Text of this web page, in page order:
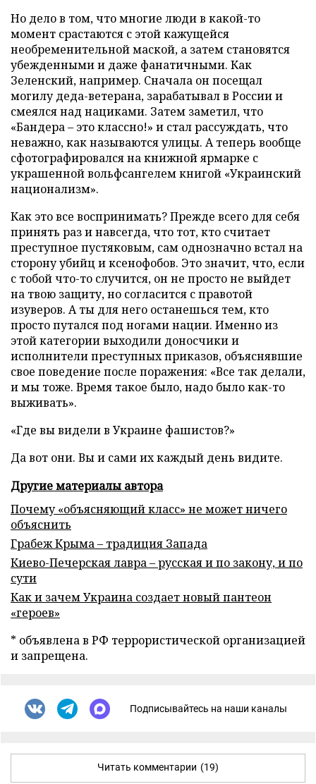
Но дело в том, что многие люди в какой-то
момент срастаются с этой кажущейся
необременительной маской, а затем становятся
убежденными и даже фанатичными. Как
Зеленский, например. Сначала он посещал
могилу деда-ветерана, зарабатывал в России и
смеялся над нациками. Затем заметил, что
«Бандера – это классно!» и стал рассуждать, что
неважно, как называются улицы. А теперь вообще
сфотографировался на книжной ярмарке с
украшенной вольфсангелем книгой «Украинский
национализм».
Как это все воспринимать? Прежде всего для себя
принять раз и навсегда, что тот, кто считает
преступное пустяковым, сам однозначно встал на
сторону убийц и ксенофобов. Это значит, что, если
с тобой что-то случится, он не просто не выйдет
на твою защиту, но согласится с правотой
изуверов. А ты для него останешься тем, кто
просто путался под ногами нации. Именно из
этой категории выходили доносчики и
исполнители преступных приказов, объяснявшие
свое поведение после поражения: «Все так делали,
и мы тоже. Время такое было, надо было как-то
выживать».
«Где вы видели в Украине фашистов?»
Да вот они. Вы и сами их каждый день видите.
Другие материалы автора
Почему «объясняющий класс» не может ничего
объяснить
Грабеж Крыма – традиция Запада
Киево-Печерская лавра – русская и по закону, и по
сути
Как и зачем Украина создает новый пантеон
«героев»
* объявлена в РФ террористической организацией
и запрещена.
Подписывайтесь на наши каналы
Читать комментарии (19)